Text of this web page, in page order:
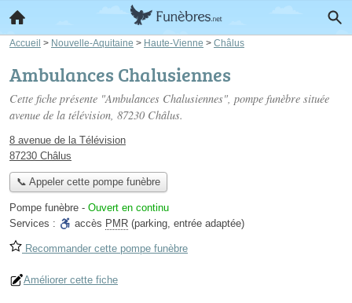
Accueil > Nouvelle-Aquitaine > Haute-Vienne > Châlus
Ambulances Chalusiennes
Cette fiche présente "Ambulances Chalusiennes", pompe funèbre située
avenue de la télévision, 87230 Châlus.
8 avenue de la Télévision
87230 Châlus
📞 Appeler cette pompe funèbre
Pompe funèbre - Ouvert en continu
Services :
accès PMR (parking, entrée adaptée)
Recommander cette pompe funèbre
Améliorer cette fiche